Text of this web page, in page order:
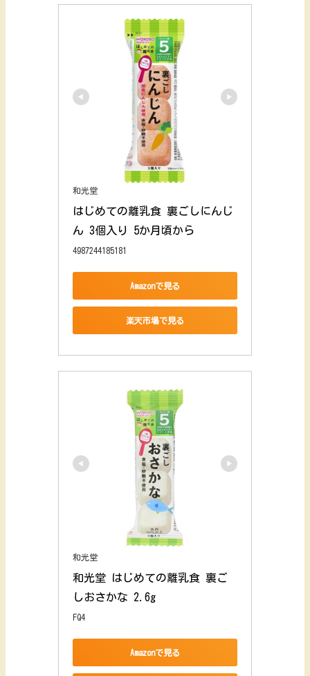
和光堂
はじめての離乳食 裏ごしにんじ
ん 3個入り 5か月頃から
4987244185181
Amazonで見る
楽天市場で見る
和光堂
和光堂 はじめての離乳食 裏ご
しおさかな 2.6g
FQ4
Amazonで見る